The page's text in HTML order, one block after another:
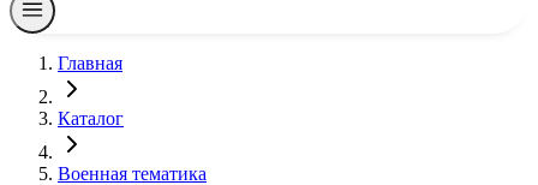
Главная
Каталог
Военная тематика